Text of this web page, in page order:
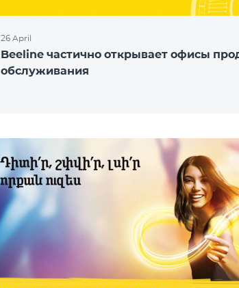
26 April
Beeline частично открывает офисы
обслуживания